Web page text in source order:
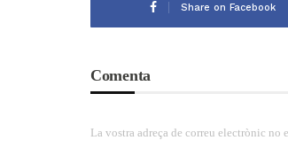
Share on Facebook
Comenta
La vostra adreça de correu electrònic no